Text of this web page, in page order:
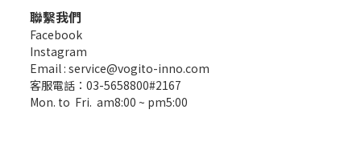
聯繫我們
Facebook
Instagram
Email : service@vogito-inno.com
客服電話：03-5658800#2167
Mon. to Fri. am8:00 ~ pm5:00